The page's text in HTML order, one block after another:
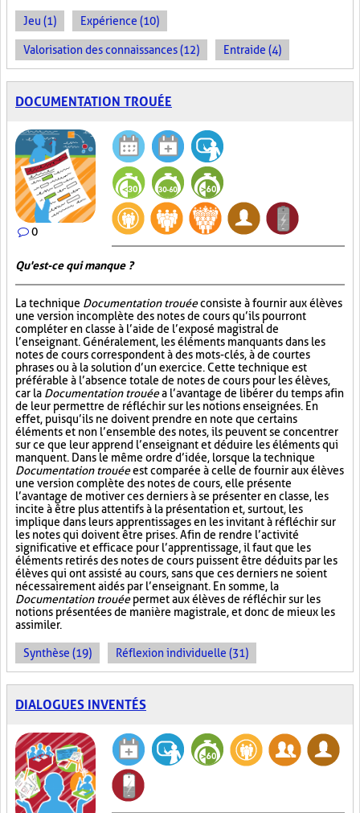
Jeu (1) Expérience (10)
Valorisation des connaissances (12) Entraide (4)
DOCUMENTATION TROUÉE
0
Qu'est-ce qui manque ?
La technique Documentation trouéeconsiste à fournir aux élèves
une version incomplète des notes de cours qu’ils pourront
compléter en classe à l’aide de l’exposé magistral de
l’enseignant. Généralement, les éléments manquants dans les
notes de cours correspondent à des mots-clés, à de courtes
phrases ou à la solution d’un exercice. Cette technique est
préférable à l’absence totale de notes de cours pour les élèves,
car la Documentation trouéea l’avantage de libérer du temps afin
de leur permettre de réfléchir sur les notions enseignées. En
effet, puisqu’ils ne doivent prendre en note que certains
éléments et non l’ensemble des notes, ils peuvent se concentrer
sur ce que leur apprend l’enseignant et déduire les éléments qui
manquent. Dans le même ordre d’idée, lorsque la technique
Documentation trouéeest comparée à celle de fournir aux élèves
une version complète des notes de cours, elle présente
l’avantage de motiver ces derniers à se présenter en classe, les
incite à être plus attentifs à la présentation et, surtout, les
implique dans leurs apprentissages en les invitant à réfléchir sur
les notes qui doivent être prises. Afin de rendre l’activité
significative et efficace pour l’apprentissage, il faut que les
éléments retirés des notes de cours puissent être déduits par les
élèves qui ont assisté au cours, sans que ces derniers ne soient
nécessairement aidés par l’enseignant. En somme, la
Documentation trouéepermet aux élèves de réfléchir sur les
notions présentées de manière magistrale, et donc de mieux les
assimiler.
Synthèse (19) Réflexion individuelle (31)
DIALOGUES INVENTÉS